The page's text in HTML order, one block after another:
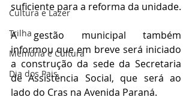
Cultura e Lazer
Trilha
Memória e Cultura
Dia dos Pais
A gestão municipal também
informou que em breve será iniciado
a construção da sede da Secretaria
de Assistência Social, que será ao
lado do Cras na Avenida Paraná.